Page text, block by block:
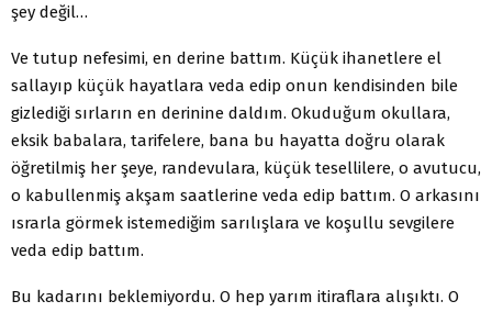
şey değil…
Ve tutup nefesimi, en derine battım. Küçük ihanetlere el
sallayıp küçük hayatlara veda edip onun kendisinden bile
gizlediği sırların en derinine daldım. Okuduğum okullara,
eksik babalara, tarifelere, bana bu hayatta doğru olarak
öğretilmiş her şeye, randevulara, küçük tesellilere, o avutucu,
o kabullenmiş akşam saatlerine veda edip battım. O arkasını
ısrarla görmek istemediğim sarılışlara ve koşullu sevgilere
veda edip battım.
Bu kadarını beklemiyordu. O hep yarım itiraflara alışıktı. O